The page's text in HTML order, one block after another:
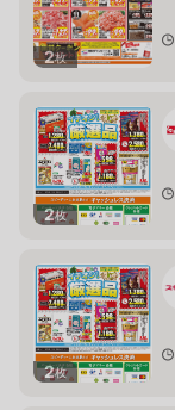
2枚
2枚
2枚